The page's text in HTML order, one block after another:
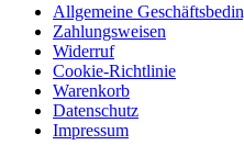
Allgemeine
Zahlungsweisen
Widerruf
Cookie-Richtlinie
Warenkorb
Datenschutz
Impressum